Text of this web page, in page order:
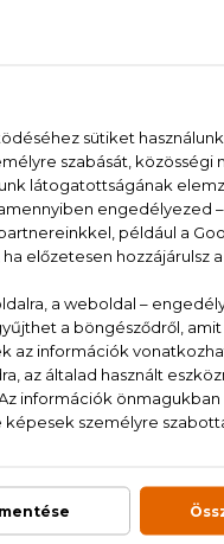
Water Lily Eau
keveredik
válik
Water Lily Eau
gyöngyvirág,
CITRONELLOL,
(RED 33), CI 19140